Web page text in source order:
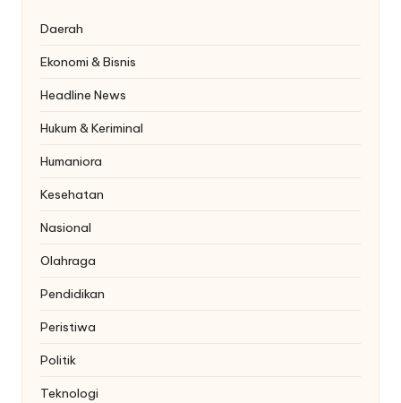
Daerah
Ekonomi & Bisnis
Headline News
Hukum & Keriminal
Humaniora
Kesehatan
Nasional
Olahraga
Pendidikan
Peristiwa
Politik
Teknologi